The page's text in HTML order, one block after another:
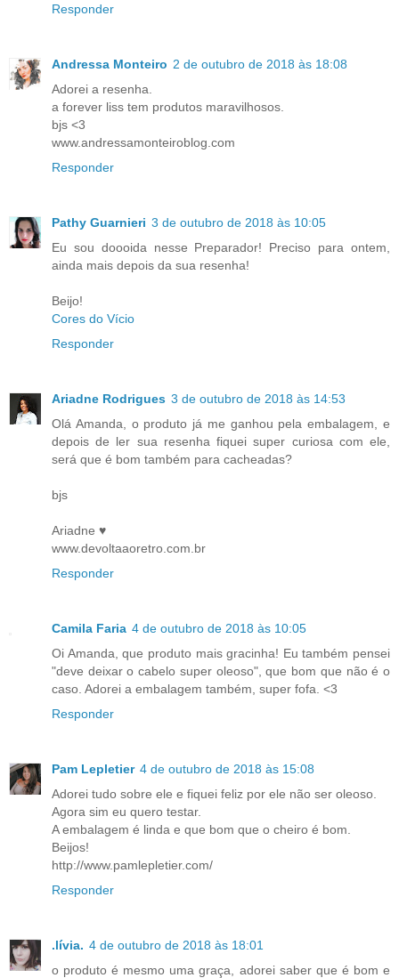
Responder
Andressa Monteiro 2 de outubro de 2018 às 18:08
Adorei a resenha.
a forever liss tem produtos maravilhosos.
bjs <3
www.andressamonteiroblog.com
Responder
Pathy Guarnieri 3 de outubro de 2018 às 10:05
Eu sou doooida nesse Preparador! Preciso para ontem,
ainda mais depois da sua resenha!
Beijo!
Cores do Vício
Responder
Ariadne Rodrigues 3 de outubro de 2018 às 14:53
Olá Amanda, o produto já me ganhou pela embalagem, e
depois de ler sua resenha fiquei super curiosa com ele,
será que é bom também para cacheadas?
bjs
Ariadne ♥
www.devoltaaoretro.com.br
Responder
Camila Faria 4 de outubro de 2018 às 10:05
Oi Amanda, que produto mais gracinha! Eu também pensei
"deve deixar o cabelo super oleoso", que bom que não é o
caso. Adorei a embalagem também, super fofa. <3
Responder
Pam Lepletier 4 de outubro de 2018 às 15:08
Adorei tudo sobre ele e fiquei feliz por ele não ser oleoso.
Agora sim eu quero testar.
A embalagem é linda e que bom que o cheiro é bom.
Beijos!
http://www.pamlepletier.com/
Responder
.lívia. 4 de outubro de 2018 às 18:01
o produto é mesmo uma graça, adorei saber que é bom e